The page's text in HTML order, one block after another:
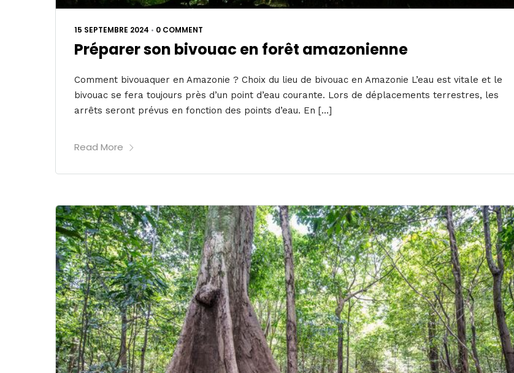
15 SEPTEMBRE 2024 • 0 COMMENT
Préparer son bivouac en forêt amazonienne
Comment bivouaquer en Amazonie ? Choix du lieu de bivouac en Amazonie L’eau est vitale et le
bivouac se fera toujours près d’un point d’eau courante. Lors de déplacements terrestres, les
arrêts seront prévus en fonction des points d’eau. En […]
Read More